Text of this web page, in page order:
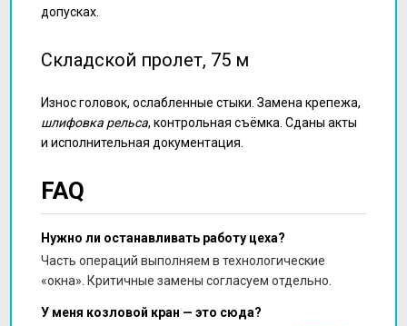
допусках.
Складской пролет, 75 м
Износ головок, ослабленные стыки. Замена крепежа,
шлифовка рельса, контрольная съёмка. Сданы акты
и исполнительная документация.
FAQ
Нужно ли останавливать работу цеха?
Часть операций выполняем в технологические
«окна». Критичные замены согласуем отдельно.
У меня козловой кран — это сюда?